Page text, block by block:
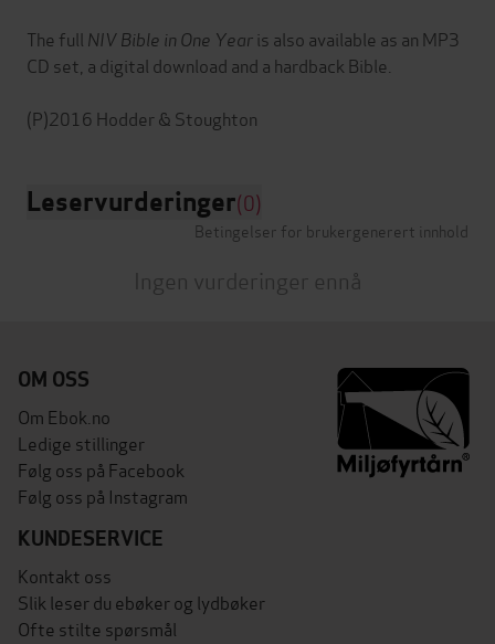
The full NIV Bible in One Yearis also available as an MP3
CD set, a digital download and a hardback Bible.
Leservurderinger(0)
Betingelser for brukergenerert innhold
Ingen vurderinger ennå
OM OSS
Om Ebok.no
Ledige stillinger
Følg oss på Facebook
Følg oss på Instagram
KUNDESERVICE
Kontakt oss
Slik leser du ebøker og lydbøker
Ofte stilte spørsmål